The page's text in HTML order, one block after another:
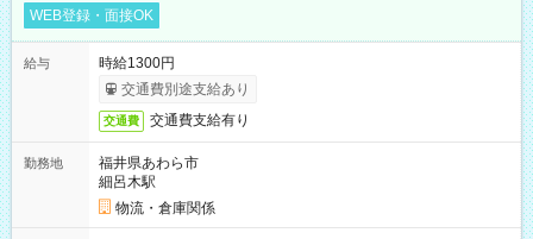
WEB登録・面接OK
給与
時給1300円
交通費別途支給あり
交通費 交通費支給有り
勤務地
福井県あわら市
細呂木駅
物流・倉庫関係